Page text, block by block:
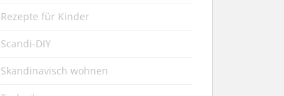
Rezepte für Kinder
Scandi-DIY
Skandinavisch wohnen